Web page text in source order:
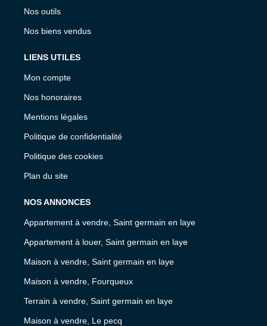
Nos outils
Nos biens vendus
LIENS UTILES
Mon compte
Nos honoraires
Mentions légales
Politique de confidentialité
Politique des cookies
Plan du site
NOS ANNONCES
Appartement à vendre, Saint germain en laye
Appartement à louer, Saint germain en laye
Maison à vendre, Saint germain en laye
Maison à vendre, Fourqueux
Terrain à vendre, Saint germain en laye
Maison à vendre, Le pecq